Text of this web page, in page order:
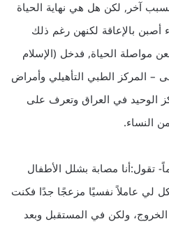
لسبب آخر, لكن هل هي نهاية الحياة
بالإعاقة لكنهن رغم ذلك
مواصلة الحياة, فدخل (الإسلام
– المركز الطبي التأهيلي وأمراض
الوحيد في العراق وتعرف على
النساء.
– طالبة جامعية 25 عاماً- تقول:أنا مصابة بشلل الأطفال
لي عاملاً نفسيًا مزعجًا جدًا فكنت
ولكن في المستقبل وبعد